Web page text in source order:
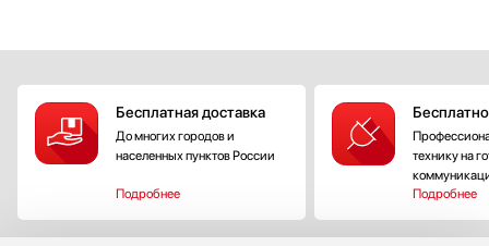
Бесплатная доставка
До многих городов и
населенных пунктов России
Подробнее
технику на
Подробнее